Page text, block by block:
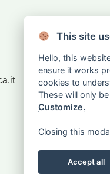
CHIEDI IL
This site
Hello, this
ensure it works
cookies to
These will only
Customize.
Closing this
Accept all